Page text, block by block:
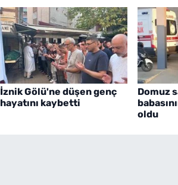
İznik Gölü'ne düşen genç
hayatını kaybetti
Domuz
oldu